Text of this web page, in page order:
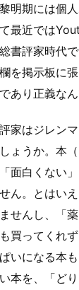
明期には個
最近では
書評家時代
を掲示板に張
あり正義なん
家はジレン
ょうか。本
面白くない
ん。とはい
せんし、「
買ってくれ
いになる本も
本を、「ど